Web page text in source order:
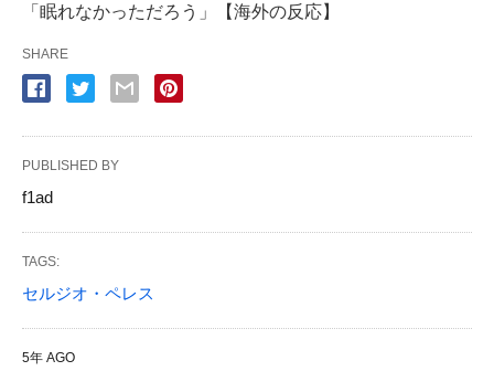
「眠れなかっただろう」【海外の反応】
SHARE
PUBLISHED BY
f1ad
TAGS:
セルジオ・ペレス
5年 AGO